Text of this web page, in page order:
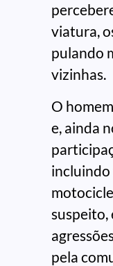
viatura,
pulando
vizinhas.
O
e, ainda
incluindo
suspeito,
pela